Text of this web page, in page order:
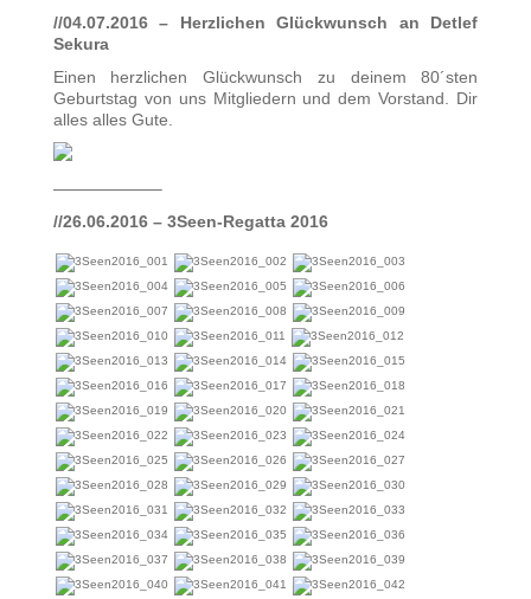
//04.07.2016 – Herzlichen Glückwunsch an Detlef
Sekura
Einen herzlichen Glückwunsch zu deinem 80´sten
Geburtstag von uns Mitgliedern und dem Vorstand. Dir
alles alles Gute.
——————–
//26.06.2016 – 3Seen-Regatta 2016